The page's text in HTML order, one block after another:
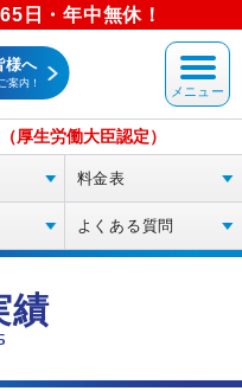
日・年中無休！
様へ
案内！
厚生労働大臣認定）
料金表
よくある質問
績